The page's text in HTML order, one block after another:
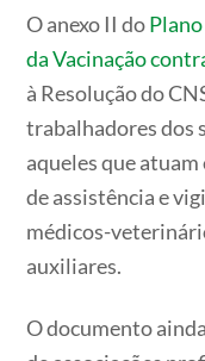
O anexo II do
da Vacinação
à Resolução do
trabalhadores dos
aqueles que
de assistência e
médicos-
auxiliares.
O documento